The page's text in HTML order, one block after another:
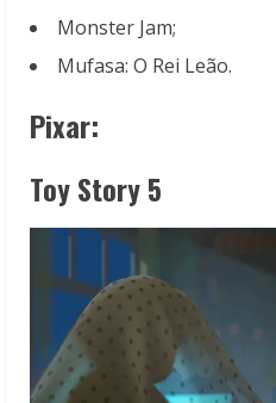
Monster Jam;
Mufasa: O Rei Leão.
Pixar:
Toy Story 5